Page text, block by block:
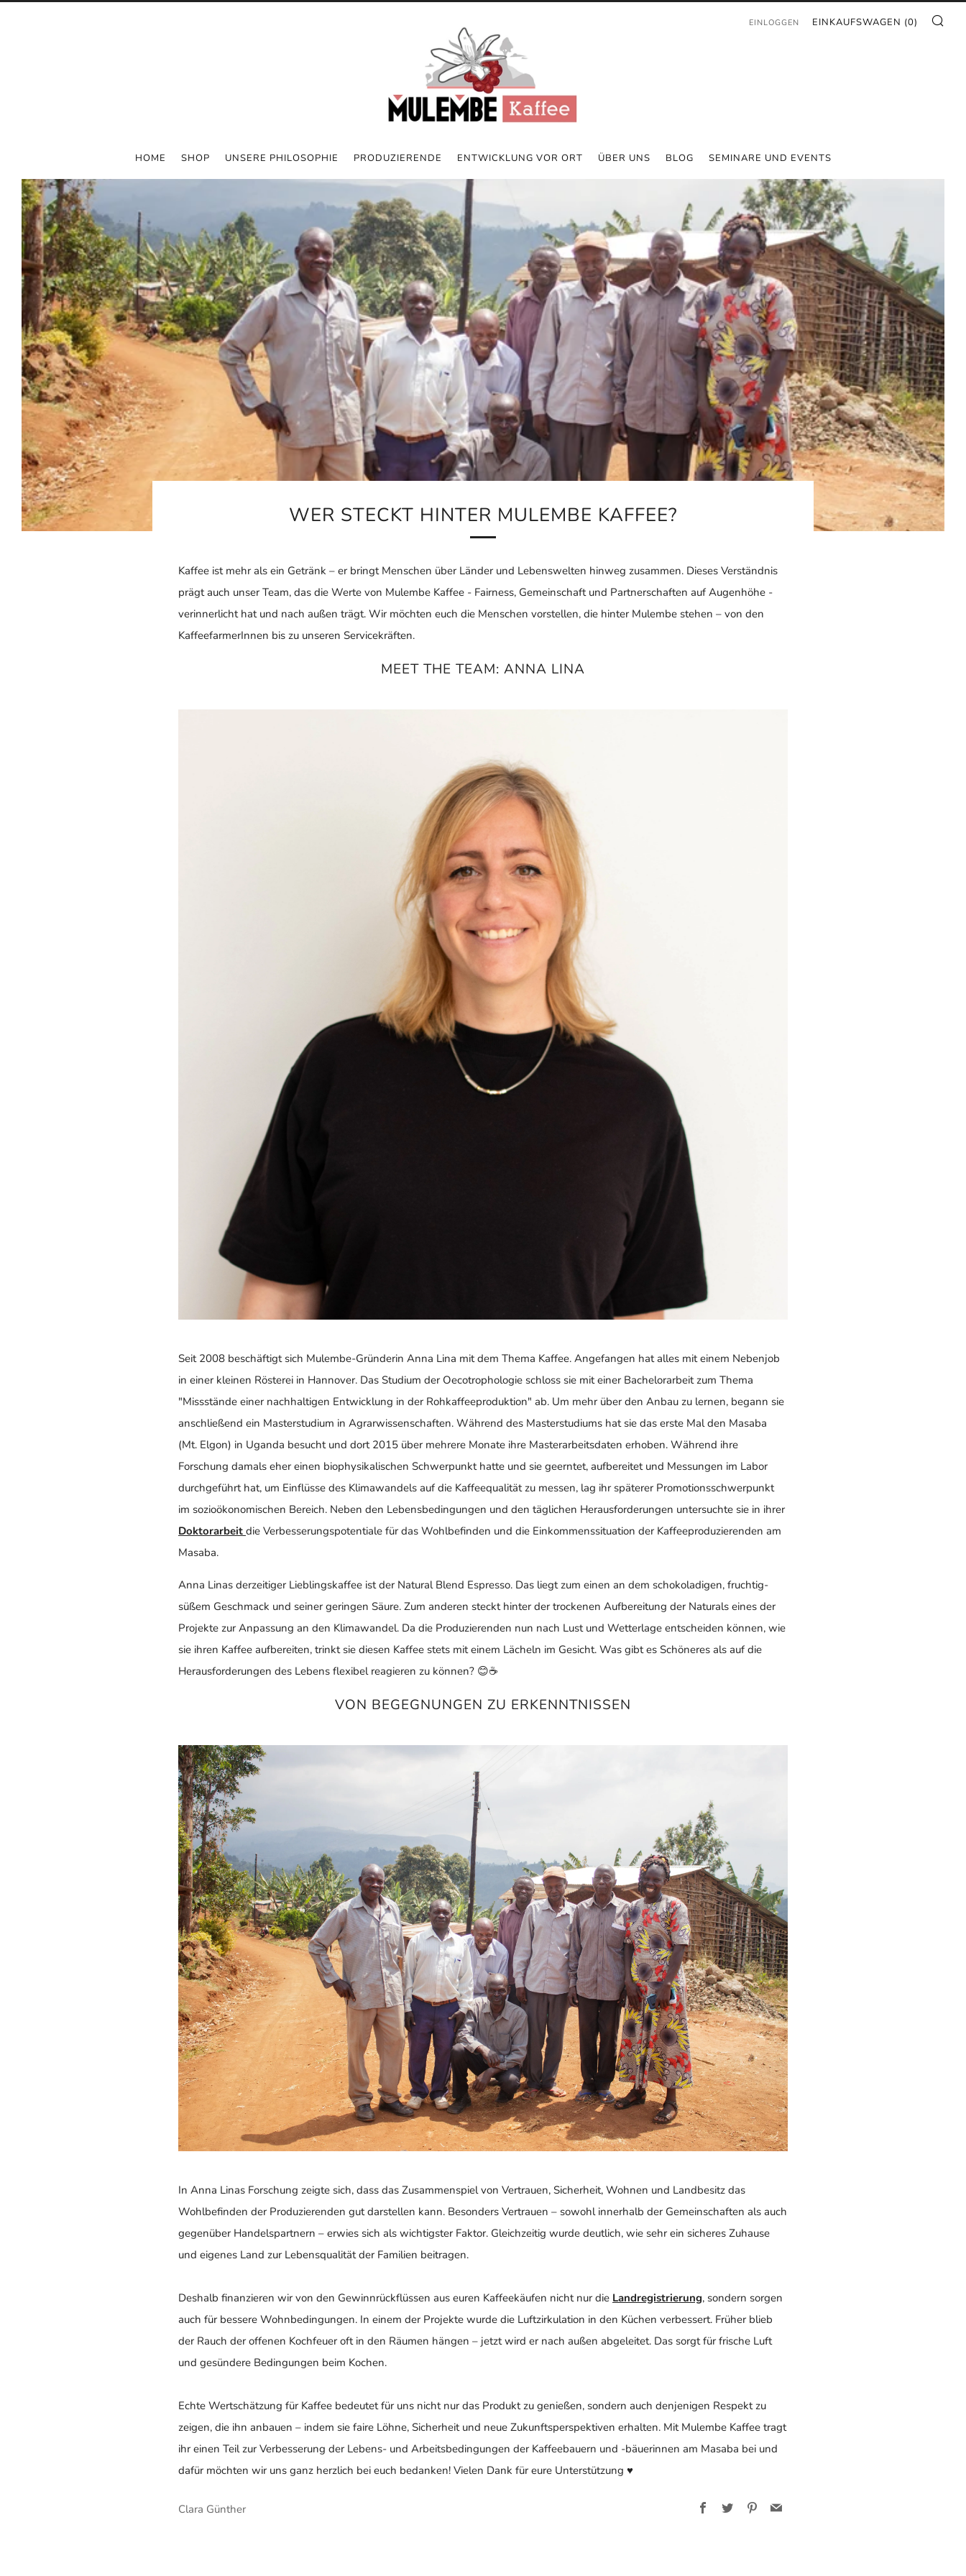
HOME SHOP UNSERE PHILOSOPHIE PRODUZIERENDE ENTWICKLUNG VOR ORT ÜBER UNS BLOG SEMINARE UND EVENTS
EINLOGGEN EINKAUFSWAGEN (0)
WER STECKT HINTER MULEMBE KAFFEE?
Kaffee ist mehr als ein Getränk – er bringt Menschen über Länder und Lebenswelten hinweg zusammen. Dieses Verständnis
prägt auch unser Team, das die Werte von Mulembe Kaffee - Fairness, Gemeinschaft und Partnerschaften auf Augenhöhe -
verinnerlicht hat und nach außen trägt. Wir möchten euch die Menschen vorstellen, die hinter Mulembe stehen – von den
KaffeefarmerInnen bis zu unseren Servicekräften.
MEET THE TEAM: ANNA LINA
Seit 2008 beschäftigt sich Mulembe-Gründerin Anna Lina mit dem Thema Kaffee. Angefangen hat alles mit einem Nebenjob
in einer kleinen Rösterei in Hannover. Das Studium der Oecotrophologie schloss sie mit einer Bachelorarbeit zum Thema
"Missstände einer nachhaltigen Entwicklung in der Rohkaffeeproduktion" ab. Um mehr über den Anbau zu lernen, begann sie
anschließend ein Masterstudium in Agrarwissenschaften. Während des Masterstudiums hat sie das erste Mal den Masaba
(Mt. Elgon) in Uganda besucht und dort 2015 über mehrere Monate ihre Masterarbeitsdaten erhoben. Während ihre
Forschung damals eher einen biophysikalischen Schwerpunkt hatte und sie geerntet, aufbereitet und Messungen im Labor
durchgeführt hat, um Einflüsse des Klimawandels auf die Kaffeequalität zu messen, lag ihr späterer Promotionsschwerpunkt
im sozioökonomischen Bereich. Neben den Lebensbedingungen und den täglichen Herausforderungen untersuchte sie in ihrer
Doktorarbeit die Verbesserungspotentiale für das Wohlbefinden und die Einkommenssituation der Kaffeeproduzierenden am
Masaba.
Anna Linas derzeitiger Lieblingskaffee ist der Natural Blend Espresso. Das liegt zum einen an dem schokoladigen, fruchtig-
süßem Geschmack und seiner geringen Säure. Zum anderen steckt hinter der trockenen Aufbereitung der Naturals eines der
Projekte zur Anpassung an den Klimawandel. Da die Produzierenden nun nach Lust und Wetterlage entscheiden können, wie
sie ihren Kaffee aufbereiten, trinkt sie diesen Kaffee stets mit einem Lächeln im Gesicht. Was gibt es Schöneres als auf die
Herausforderungen des Lebens flexibel reagieren zu können? 😊☕
VON BEGEGNUNGEN ZU ERKENNTNISSEN
In Anna Linas Forschung zeigte sich, dass das Zusammenspiel von Vertrauen, Sicherheit, Wohnen und Landbesitz das
Wohlbefinden der Produzierenden gut darstellen kann. Besonders Vertrauen – sowohl innerhalb der Gemeinschaften als auch
gegenüber Handelspartnern – erwies sich als wichtigster Faktor. Gleichzeitig wurde deutlich, wie sehr ein sicheres Zuhause
und eigenes Land zur Lebensqualität der Familien beitragen.
Deshalb finanzieren wir von den Gewinnrückflüssen aus euren Kaffeekäufen nicht nur die Landregistrierung, sondern sorgen
auch für bessere Wohnbedingungen. In einem der Projekte wurde die Luftzirkulation in den Küchen verbessert. Früher blieb
der Rauch der offenen Kochfeuer oft in den Räumen hängen – jetzt wird er nach außen abgeleitet. Das sorgt für frische Luft
und gesündere Bedingungen beim Kochen.
Echte Wertschätzung für Kaffee bedeutet für uns nicht nur das Produkt zu genießen, sondern auch denjenigen Respekt zu
zeigen, die ihn anbauen – indem sie faire Löhne, Sicherheit und neue Zukunftsperspektiven erhalten. Mit Mulembe Kaffee tragt
ihr einen Teil zur Verbesserung der Lebens- und Arbeitsbedingungen der Kaffeebauern und -bäuerinnen am Masaba bei und
dafür möchten wir uns ganz herzlich bei euch bedanken! Vielen Dank für eure Unterstützung ♥️
Clara Günther Facebook
TwitterPinterest
Email